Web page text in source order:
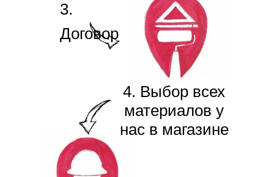
3.
Договор
4. Выбор всех
материалов у
нас в магазине